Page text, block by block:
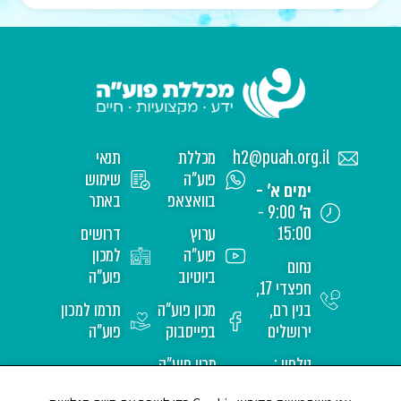
h2@puah.org.il
ימים א' -
ה'
9:00 -
15:00
נחום
חפצדי 17,
בנין רם,
ירושלים
טלפון :
מכללת
פוע"ה
בוואצאפ
ערוץ
פוע"ה
ביוטיוב
מכון פוע"ה
בפייסבוק
מכון פוע"ה
תנאי
שימוש
באתר
דרושים
למכון
פוע"ה
תרמו למכון
פוע"ה